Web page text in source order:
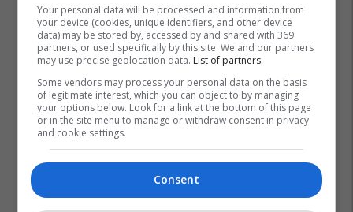
dhe sigurinë e produkteve për
fëmijët mbi 1 vjeç
Aptaclub Kosova
Your personal data will be processed and information from
your device (cookies, unique identifiers, and other device
data) may be stored by, accessed by and shared with 369
partners, or used specifically by this site. We and our partners
may use precise geolocation data. List of partners.
Some vendors may process your personal data on the basis
of legitimate interest, which you can object to by managing
your options below. Look for a link at the bottom of this page
or in the site menu to manage or withdraw consent in privacy
and cookie settings.
Consent